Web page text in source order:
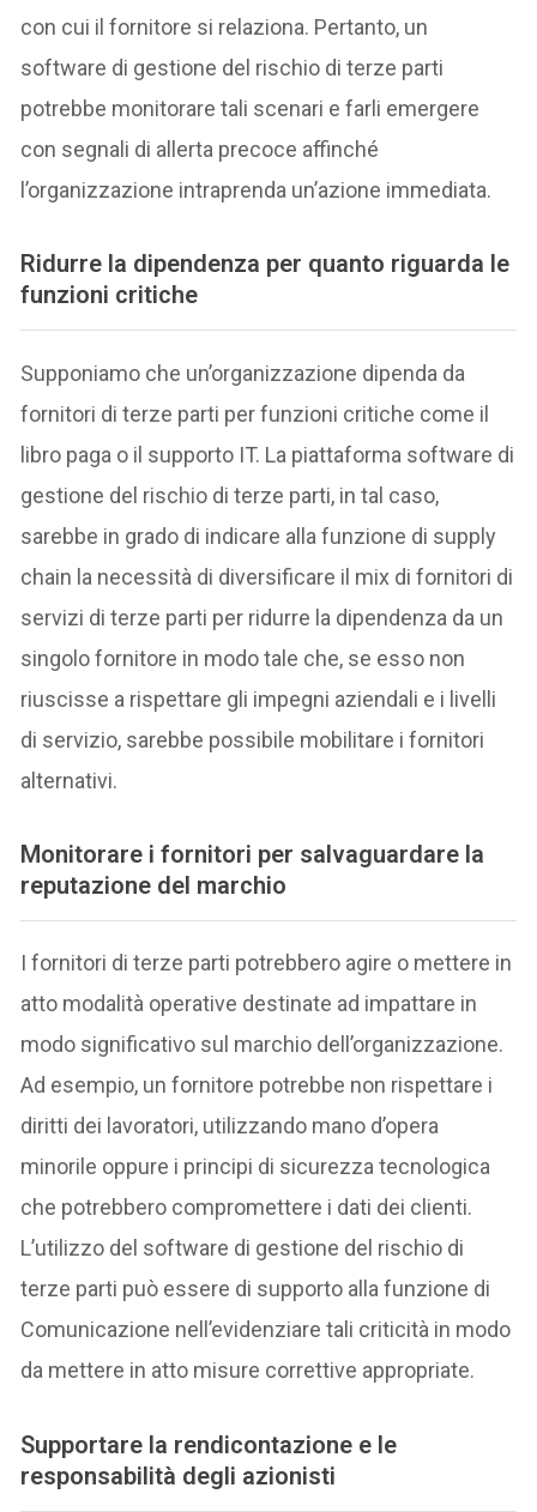
con cui il fornitore si relaziona. Pertanto, un
software di gestione del rischio di terze parti
potrebbe monitorare tali scenari e farli emergere
con segnali di allerta precoce affinché
l’organizzazione intraprenda un’azione immediata.
Ridurre la dipendenza per quanto riguarda le
funzioni critiche
Supponiamo che un’organizzazione dipenda da
fornitori di terze parti per funzioni critiche come il
libro paga o il supporto IT. La piattaforma software di
gestione del rischio di terze parti, in tal caso,
sarebbe in grado di indicare alla funzione di supply
chain la necessità di diversificare il mix di fornitori di
servizi di terze parti per ridurre la dipendenza da un
singolo fornitore in modo tale che, se esso non
riuscisse a rispettare gli impegni aziendali e i livelli
di servizio, sarebbe possibile mobilitare i fornitori
alternativi.
Monitorare i fornitori per salvaguardare la
reputazione del marchio
I fornitori di terze parti potrebbero agire o mettere in
atto modalità operative destinate ad impattare in
modo significativo sul marchio dell’organizzazione.
Ad esempio, un fornitore potrebbe non rispettare i
diritti dei lavoratori, utilizzando mano d’opera
minorile oppure i principi di sicurezza tecnologica
che potrebbero compromettere i dati dei clienti.
L’utilizzo del software di gestione del rischio di
terze parti può essere di supporto alla funzione di
Comunicazione nell’evidenziare tali criticità in modo
da mettere in atto misure correttive appropriate.
Supportare la rendicontazione e le
responsabilità degli azionisti